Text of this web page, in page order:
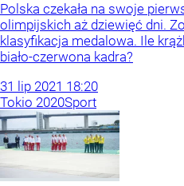
Polska czekała na swoje
olimpijskich aż dziewięć dni.
klasyfikacja medalowa. Ile
biało-czerwona kadra?
31 lip 2021 18:20
Tokio 2020Sport